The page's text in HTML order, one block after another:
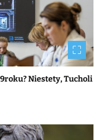
Niestety, Tucholi